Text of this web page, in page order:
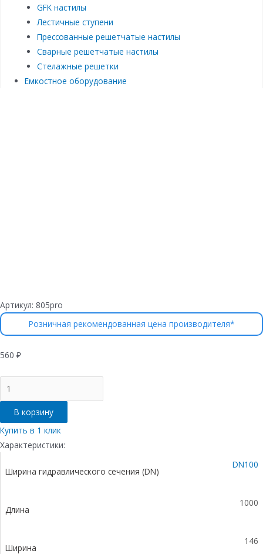
GFK настилы
Лестичные ступени
Прессованные решетчатые настилы
Сварные решетчатые настилы
Стелажные решетки
Емкостное оборудование
Артикул: 805pro
Розничная рекомендованная цена производителя*
560 ₽
товара
Лоток
водоотводный
Gidrolica
Pro
ЛВ-10.14,5.08
пластиковый
В корзину
Купить в 1 клик
Характеристики:
Ширина гидравлического сечения (DN)
DN100
Длина
1000
Ширина
146